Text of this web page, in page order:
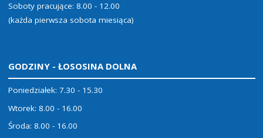
Soboty pracujące: 8.00 - 12.00
(każda pierwsza sobota miesiąca)
GODZINY - ŁOSOSINA DOLNA
Poniedziałek: 7.30 - 15.30
Wtorek: 8.00 - 16.00
Środa: 8.00 - 16.00